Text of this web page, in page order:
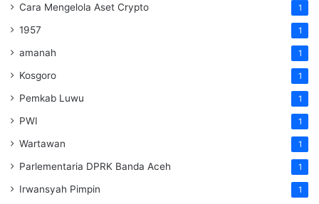
Cara Mengelola Aset Crypto 1
1957 1
amanah 1
Kosgoro 1
Pemkab Luwu 1
PWI 1
Wartawan 1
Parlementaria DPRK Banda Aceh 1
Irwansyah Pimpin 1